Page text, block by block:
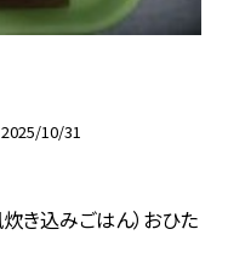
2025/10/31
き込みごはん）おひた